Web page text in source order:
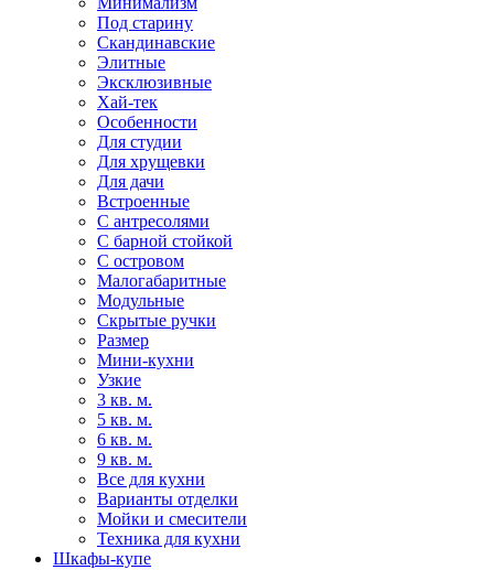
Под старину
Скандинавские
Элитные
Эксклюзивные
Хай-тек
Особенности
Для студии
Для хрущевки
Для дачи
Встроенные
С антресолями
С барной стойкой
С островом
Малогабаритные
Модульные
Скрытые ручки
Размер
Мини-кухни
Узкие
3 кв. м.
5 кв. м.
6 кв. м.
9 кв. м.
Все для кухни
Варианты отделки
Мойки и смесители
Техника для кухни
Шкафы-купе